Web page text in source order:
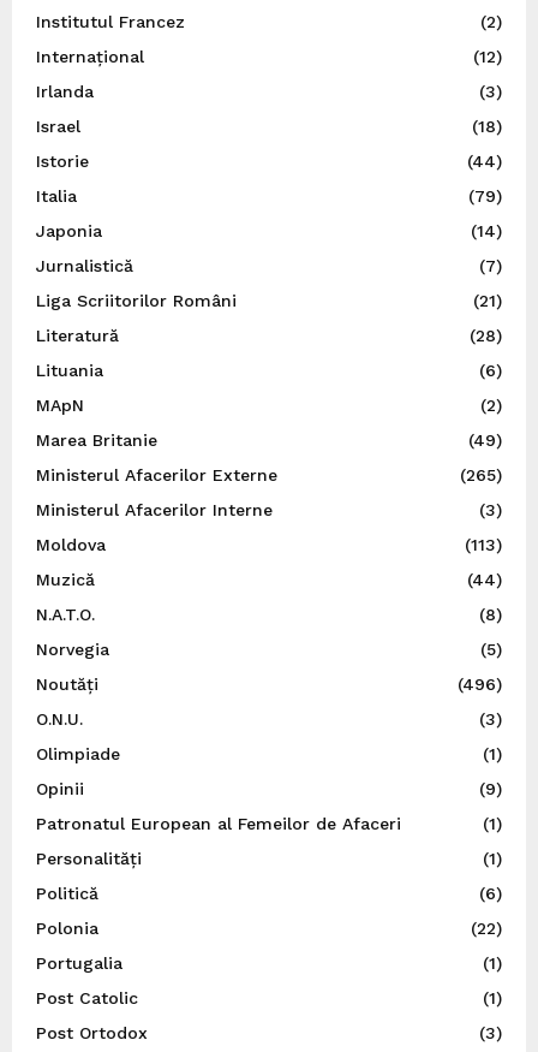
Institutul Francez
(2)
Internațional
(12)
Irlanda
(3)
Israel
(18)
Istorie
(44)
Italia
(79)
Japonia
(14)
Jurnalistică
(7)
Liga Scriitorilor Români
(21)
Literatură
(28)
Lituania
(6)
MApN
(2)
Marea Britanie
(49)
Ministerul Afacerilor Externe
(265)
Ministerul Afacerilor Interne
(3)
Moldova
(113)
Muzică
(44)
N.A.T.O.
(8)
Norvegia
(5)
Noutăți
(496)
O.N.U.
(3)
Olimpiade
(1)
Opinii
(9)
Patronatul European al Femeilor de Afaceri
(1)
Personalități
(1)
Politică
(6)
Polonia
(22)
Portugalia
(1)
Post Catolic
(1)
Post Ortodox
(3)